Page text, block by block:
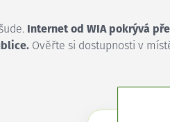
Internet od WIA pokrývá
Ověřte si dostupnosti v